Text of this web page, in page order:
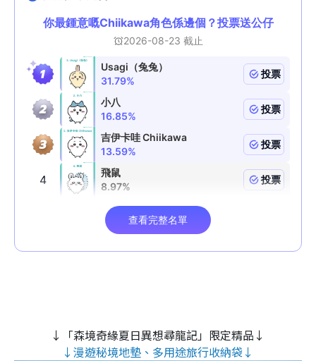
↓「森境奇緣夏日異想尋龍記」限定精品↓
↓漫遊秘境地墊、多用途旅行收納袋↓